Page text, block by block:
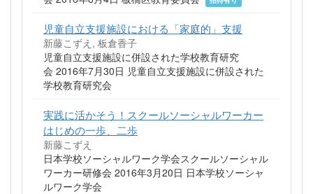
児童自立支援施設における「家庭的」支援
新藤こずえ, 板倉香子
児童自立支援施設に併設された学校教育研究
会 2016年7月30日 児童自立支援施設に併設された
学校教育研究会
実践に活かそう！スクールソーシャルワーカー
はじめの一歩、二歩
新藤こずえ
日本学校ソーシャルワーク学会スクールソーシャル
ワーカー研修会 2016年3月20日 日本学校ソーシャ
ルワーク学会